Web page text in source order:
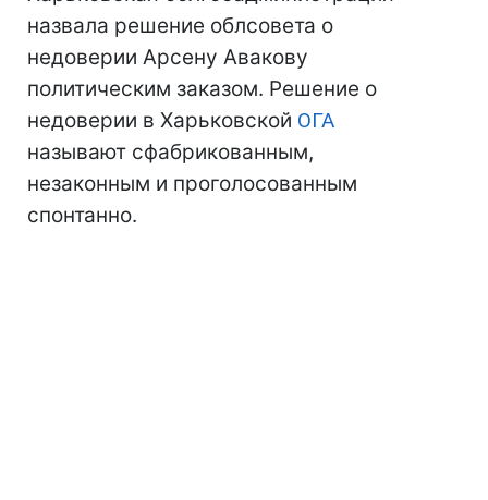
назвала решение облсовета о
недоверии Арсену Авакову
политическим заказом. Решение о
недоверии в Харьковской ОГА
называют сфабрикованным,
незаконным и проголосованным
спонтанно.